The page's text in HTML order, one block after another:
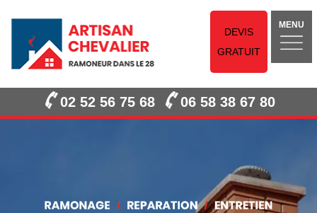
DEVIS
GRATUIT
MENU
02 52 56 75 68 06 58 38 67 80